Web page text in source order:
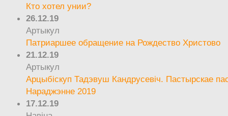
Кто хотел унии?
26.12.19
Артыкул
Патриаршее обращение на Рождество Христово
21.12.19
Артыкул
Арцыбіскуп Тадэвуш Кандрусевіч. Пастырскае
Нараджэнне 2019
17.12.19